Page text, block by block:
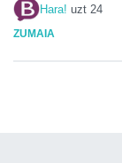
Hara! uzt 24
ZUMAIA